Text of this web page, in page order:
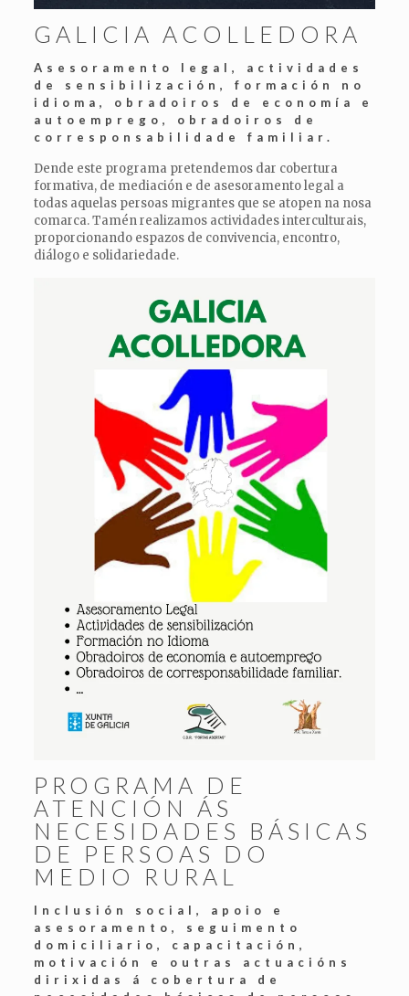
GALICIA ACOLLEDORA
Asesoramento legal, actividades
de sensibilización, formación no
idioma, obradoiros de economía e
autoemprego, obradoiros de
corresponsabilidade familiar.
Dende este programa pretendemos dar cobertura
formativa, de mediación e de asesoramento legal a
todas aquelas persoas migrantes que se atopen na nosa
comarca. Tamén realizamos actividades interculturais,
proporcionando espazos de convivencia, encontro,
diálogo e solidariedade.
PROGRAMA DE
ATENCIÓN ÁS
NECESIDADES BÁSICAS
DE PERSOAS DO
MEDIO RURAL
Inclusión social, apoio e
asesoramento, seguimento
domiciliario, capacitación,
motivación e outras actuacións
dirixidas á cobertura de